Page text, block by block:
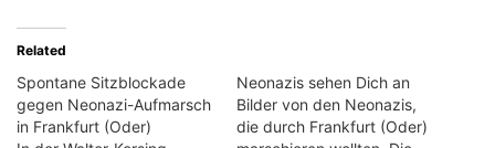
Related
Spontane Sitzblockade
gegen Neonazi-Aufmarsch
in Frankfurt (Oder)
Neonazis sehen Dich an
Bilder von den Neonazis,
die durch Frankfurt (Oder)